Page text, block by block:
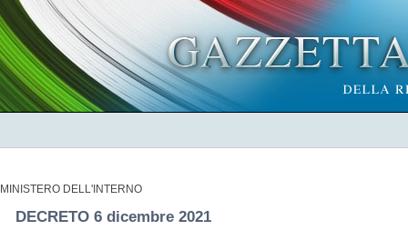
MINISTERO DELL'INTERNO
DECRETO 6 dicembre 2021